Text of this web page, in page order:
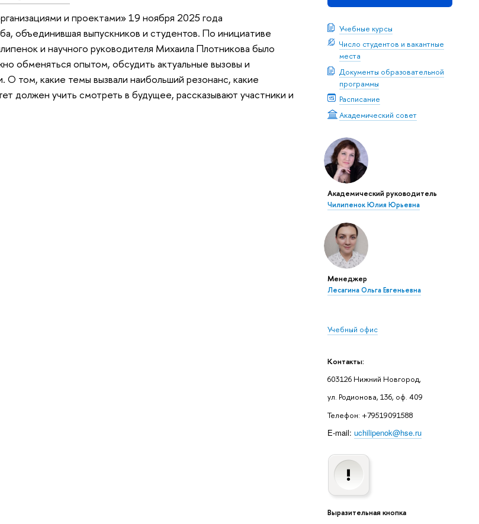
Учебные курсы
Число студентов и вакантные
места
Документы образовательной
программы
Расписание
Академический совет
Академический руководитель
Чилипенок Юлия Юрьевна
Менеджер
Лесагина Ольга Евгеньевна
Учебный офис
Контакты:
603126 Нижний Новгород,
ул. Родионова, 136, оф. 409
Телефон: +79519091588
E-mail: uchilipenok@hse.ru
Выразительная кнопка
и проектами» 19 ноября 2025 года
объединившая выпускников и студентов. По инициативе
и научного руководителя Михаила Плотникова было
обменяться опытом, обсудить актуальные вызовы и
О том, какие темы вызвали наибольший резонанс, какие
должен учить смотреть в будущее, рассказывают участники и